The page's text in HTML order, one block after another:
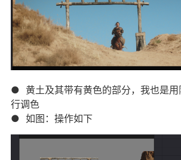
● 黄土及其带有黄色的部分，我也是用
行调色
● 如图：操作如下